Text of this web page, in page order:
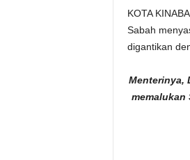
KOTA
Sabah
digantikan
Menterinya,